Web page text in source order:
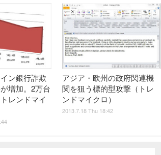
ン銀行詐欺
増加。2万台
レンドマイ
アジア・欧州の政府関連機
関を狙う標的型攻撃（トレ
ンドマイクロ）
2013.7.18 Thu 18:42